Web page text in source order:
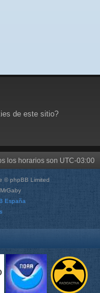
de este sitio?
los horarios son UTC-03:00
© phpBB Limited
España